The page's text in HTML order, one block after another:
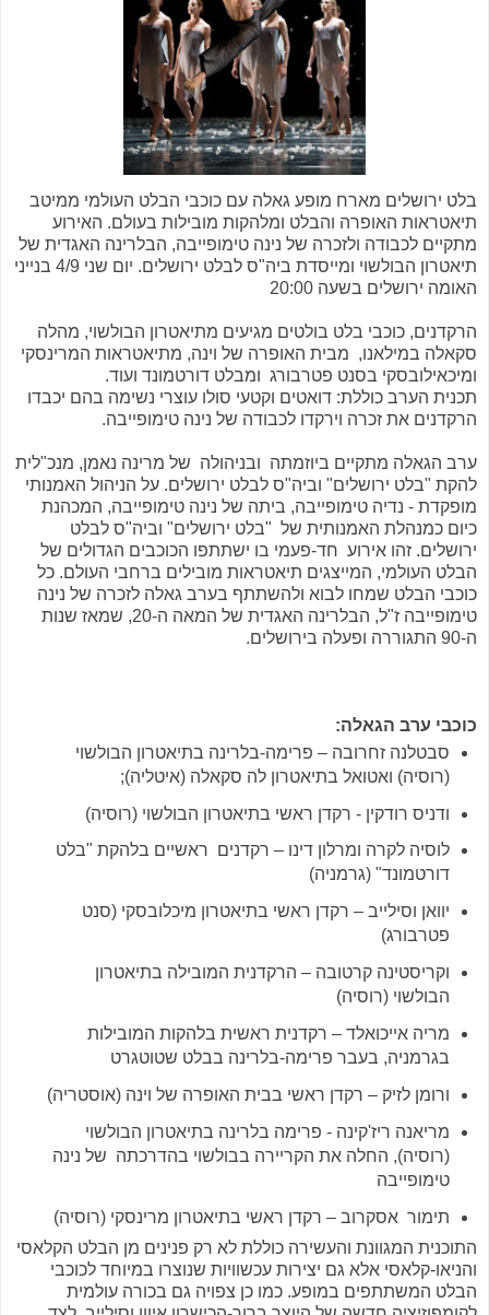
בלט ירושלים מארח מופע גאלה עם כוכבי הבלט העולמי ממיטב
תיאטראות האופרה והבלט ומלהקות מובילות בעולם. האירוע
מתקיים לכבודה ולזכרה של נינה טימופייבה, הבלרינה האגדית של
תיאטרון הבולשוי ומייסדת ביה"ס לבלט ירושלים. יום שני 4/9 בנייני
האומה ירושלים בשעה 20:00
הרקדנים, כוכבי בלט בולטים מגיעים מתיאטרון הבולשוי, מהלה
סקאלה במילאנו, מבית האופרה של וינה, מתיאטראות המרינסקי
ומיכאילובסקי בסנט פטרבורג ומבלט דורטמונד ועוד.
תכנית הערב כוללת: דואטים וקטעי סולו עוצרי נשימה בהם יכבדו
הרקדנים את זכרה וירקדו לכבודה של נינה טימופייבה.
ערב הגאלה מתקיים ביוזמתה ובניהולה של מרינה נאמן, מנכ"לית
להקת "בלט ירושלים" וביה"ס לבלט ירושלים. על הניהול האמנותי
מופקדת - נדיה טימופייבה, ביתה של נינה טימופייבה, המכהנת
כיום כמנהלת האמנותית של "בלט ירושלים" וביה"ס לבלט
ירושלים. זהו אירוע חד-פעמי בו ישתתפו הכוכבים הגדולים של
הבלט העולמי, המייצגים תיאטראות מובילים ברחבי העולם. כל
כוכבי הבלט שמחו לבוא ולהשתתף בערב גאלה לזכרה של נינה
טימופייבה ז"ל, הבלרינה האגדית של המאה ה-20, שמאז שנות
ה-90 התגוררה ופעלה בירושלים.
כוכבי ערב הגאלה:
סבטלנה זחרובה – פרימה-בלרינה בתיאטרון הבולשוי
(רוסיה) ואטואל בתיאטרון לה סקאלה (איטליה);
ודניס רודקין - רקדן ראשי בתיאטרון הבולשוי (רוסיה)
לוסיה לקרה ומרלון דינו – רקדנים ראשיים בלהקת "בלט
דורטמונד" (גרמניה)
יוואן וסילייב – רקדן ראשי בתיאטרון מיכלובסקי (סנט
פטרבורג)
וקריסטינה קרטובה – הרקדנית המובילה בתיאטרון
הבולשוי (רוסיה)
מריה אייכואלד – רקדנית ראשית בלהקות המובילות
בגרמניה, בעבר פרימה-בלרינה בבלט שטוטגרט
ורומן לזיק – רקדן ראשי בבית האופרה של וינה (אוסטריה)
מריאנה ריז'קינה - פרימה בלרינה בתיאטרון הבולשוי
(רוסיה), החלה את הקריירה בבולשוי בהדרכתה של נינה
טימופייבה
תימור אסקרוב – רקדן ראשי בתיאטרון מרינסקי (רוסיה)
התוכנית המגוונת והעשירה כוללת לא רק פנינים מן הבלט הקלאסי
והניאו-קלאסי אלא גם יצירות עכשוויות שנוצרו במיוחד לכוכבי
הבלט המשתתפים במופע. כמו כן צפויה גם בכורה עולמית